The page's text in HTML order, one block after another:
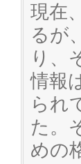
現在
るが
り、
情報
られ
た。
めの